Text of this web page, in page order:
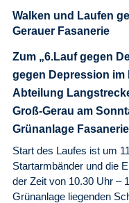
Walken und Laufen
Gerauer Fasanerie
Zum „6.Lauf gegen
gegen Depression im
Abteilung
Groß-Gerau am
Grünanlage
Start des Laufes ist um
Startarmbänder und die
der Zeit von 10.30 Uhr –
Grünanlage liegenden